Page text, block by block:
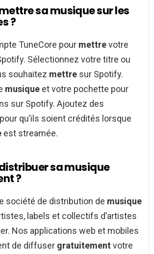
sa musique sur les
?
TuneCore pour mettrevotre
Sélectionnez votre titre ou
souhaitez mettre sur Spotify.
musique et votre pochette pour
sur Spotify. Ajoutez des
qu’ils soient crédités lorsque
est streamée.
sa musique
?
société de distribution de musique
labels et collectifs d’artistes
Nos applications web et mobiles
de diffuser gratuitement votre